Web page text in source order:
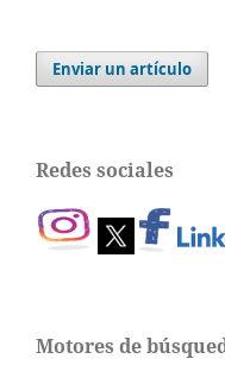
Enviar un artículo
Redes sociales
Motores de